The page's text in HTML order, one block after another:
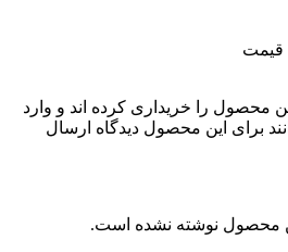
قیمت
محصول را خریداری کرده اند و وارد
برای این محصول دیدگاه ارسال
محصول نوشته نشده است.